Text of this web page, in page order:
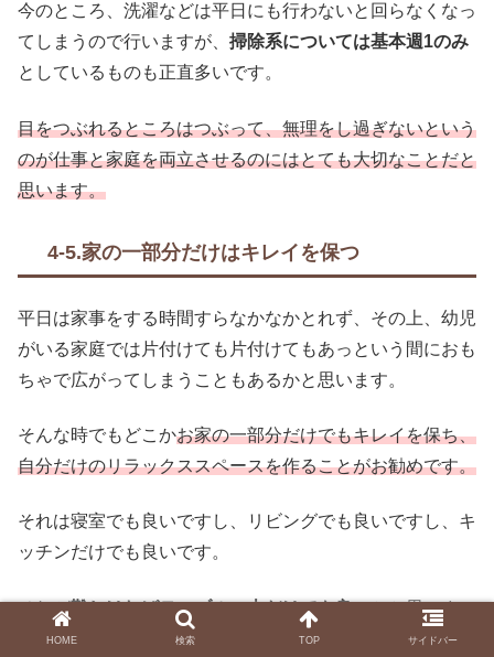
今のところ、洗濯などは平日にも行わないと回らなくなっ
てしまうので行いますが、 掃除系については基本週1のみ
としているものも正直多いです。
目をつぶれるところはつぶって、無理をし過ぎないという
のが仕事と家庭を両立させるのにはとても大切なことだと
思います。
4-5.家の一部分だけはキレイを保つ
平日は家事をする時間すらなかなかとれず、その上、幼児
がいる家庭では片付けても片付けてもあっという間におも
ちゃで広がってしまうこともあるかと思います。
そんな時でもどこかお家の一部分だけでもキレイを保ち、
自分だけのリラックススペースを作ることがお勧めです。
それは寝室でも良いですし、リビングでも良いですし、キ
ッチンだけでも良いです。
それが難しければテーブルの上だけでも良いかと思いま
す。HOME 検索 TOP サイドバー